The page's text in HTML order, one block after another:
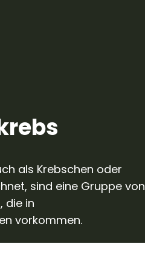
als Krebschen oder
sind eine Gruppe von
die in
vorkommen.